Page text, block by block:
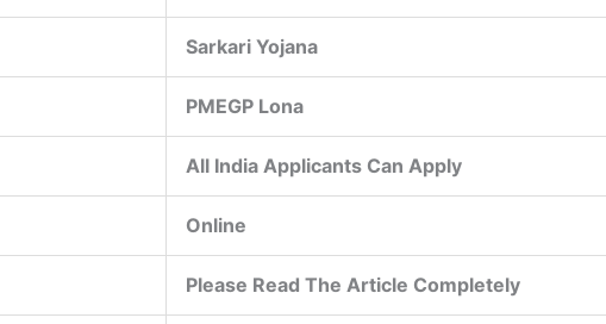
Sarkari Yojana
PMEGP Lona
All India Applicants Can Apply
Online
Please Read The Article Completely